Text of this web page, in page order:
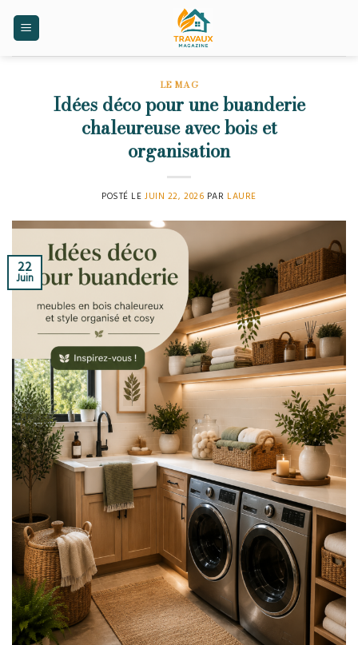
LE MAG
Idées déco pour une buanderie
chaleureuse avec bois et
organisation
POSTÉ LEJUIN 22, 2026 PAR LAURE
22
Juin